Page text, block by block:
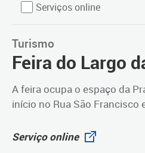
Serviços online
Turismo
Feira do Largo
A feira ocupa o espaço da
início no Rua São Francisco
Serviço online